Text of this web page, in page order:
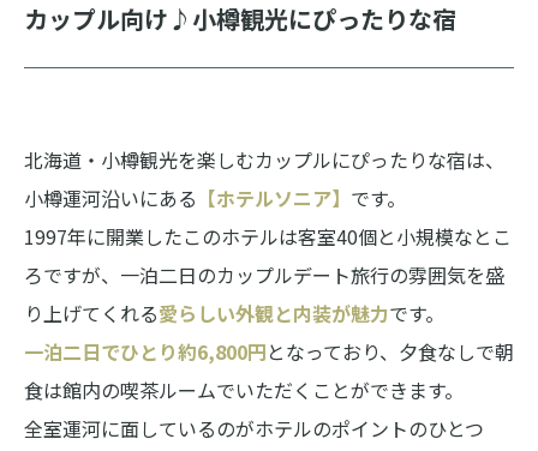
カップル向け♪小樽観光にぴったりな宿
北海道・小樽観光を楽しむカップルにぴったりな宿は、
小樽運河沿いにある 【ホテルソニア】 です。
1997年に開業したこのホテルは客室40個と小規模なとこ
ろですが、一泊二日のカップルデート旅行の雰囲気を盛
り上げてくれる愛らしい外観と内装が魅力です。
一泊二日でひとり約6,800円となっており、夕食なしで朝
食は館内の喫茶ルームでいただくことができます。
全室運河に面しているのがホテルのポイントのひとつ